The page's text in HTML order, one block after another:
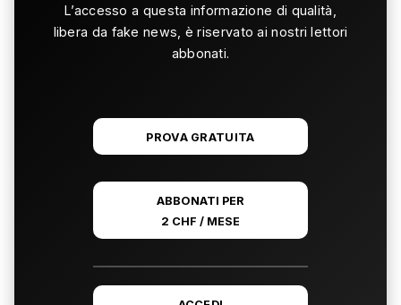
L’accesso a questa informazione di qualità,
libera da fake news, è riservato ai nostri lettori
abbonati.
PROVA GRATUITA
ABBONATI PER
2 CHF / MESE